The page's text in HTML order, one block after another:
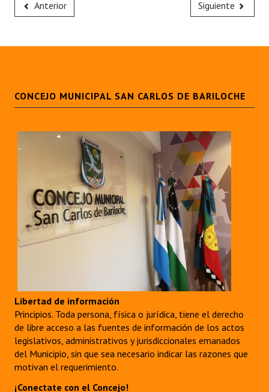
Anterior Siguiente
CONCEJO MUNICIPAL SAN CARLOS DE BARILOCHE
Libertad de información
Principios. Toda persona, física o jurídica, tiene el derecho
de libre acceso a las fuentes de información de los actos
legislativos, administrativos y jurisdiccionales emanados
del Municipio, sin que sea necesario indicar las razones que
motivan el requerimiento.
¡Conectate con el Concejo!